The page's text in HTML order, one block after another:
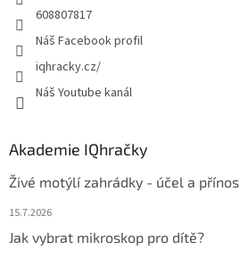
608807817
Náš Facebook profil
iqhracky.cz/
Náš Youtube kanál
Akademie IQhračky
Živé motýlí zahrádky - účel a přínos
15.7.2026
Jak vybrat mikroskop pro dítě?